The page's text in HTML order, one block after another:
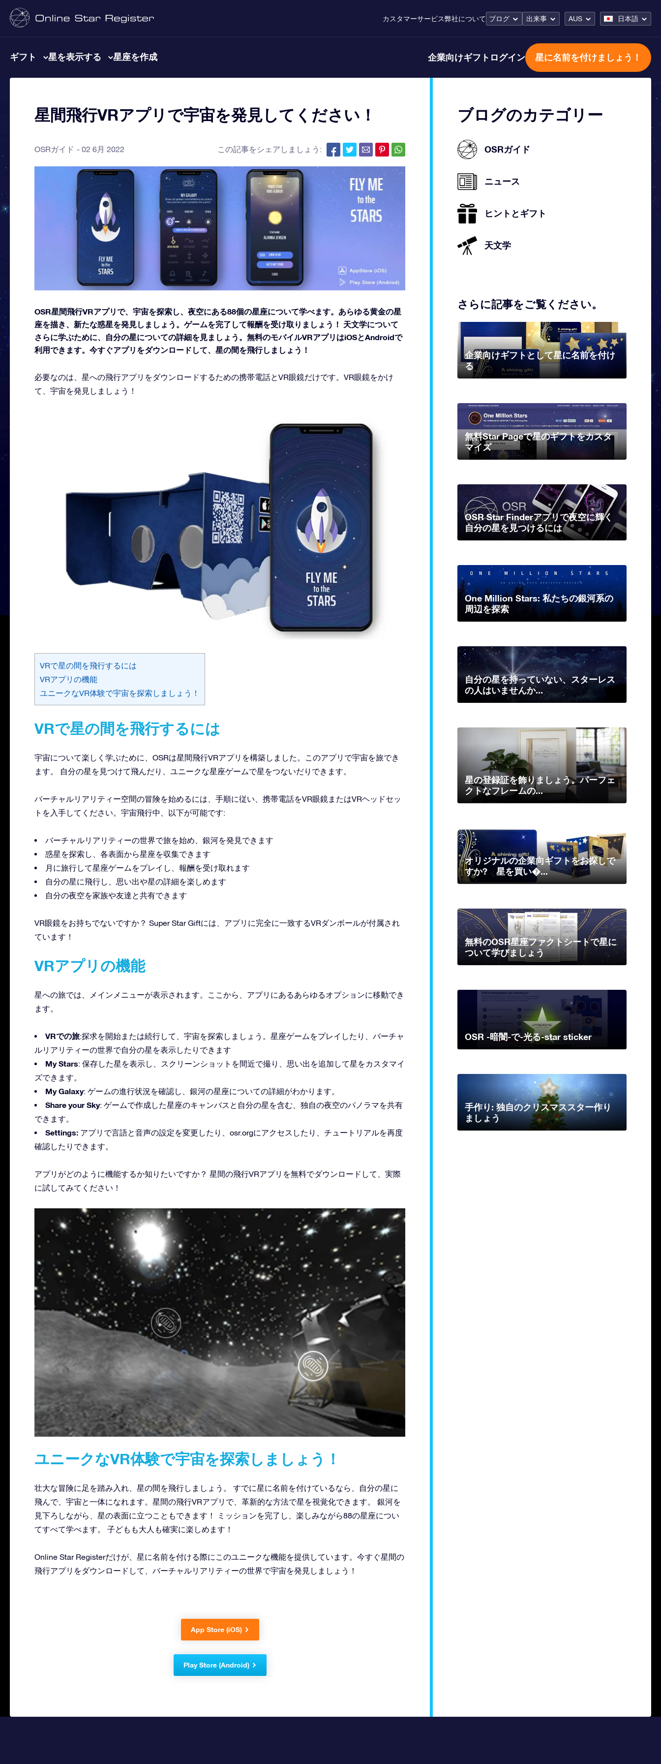
カスタマーサービス弊社について ブログ 出来事 AUS 日本語
ギフト 星を表示する 星座を作成 企業向けギフト ログイン 星に名前を付けましょう！
星間飛行VRアプリで宇宙を発見してください！
OSRガイド 02 6月 2022 この記事をシェアしましょう:
OSR星間飛行VRアプリで、宇宙を探索し、夜空にある88個の星座について学べます。あらゆる黄金の星
座を描き、新たな惑星を発見しましょう。ゲームを完了して報酬を受け取りましょう！ 天文学について
さらに学ぶために、自分の星についての詳細を見ましょう。無料のモバイルVRアプリはiOSとAndroidで
利用できます。今すぐアプリをダウンロードして、星の間を飛行しましょう！
必要なのは、星への飛行アプリをダウンロードするための携帯電話とVR眼鏡だけです。VR眼鏡をかけ
て、宇宙を発見しましょう！
VRで星の間を飛行するには
VRアプリの機能
ユニークなVR体験で宇宙を探索しましょう！
VRで星の間を飛行するには
宇宙について楽しく学ぶために、OSRは星間飛行VRアプリを構築しました。このアプリで宇宙を旅でき
ます。 自分の星を見つけて飛んだり、ユニークな星座ゲームで星をつないだりできます。
バーチャルリアリティー空間の冒険を始めるには、手順に従い、携帯電話をVR眼鏡またはVRヘッドセッ
トを入手してください。宇宙飛行中、以下が可能です:
バーチャルリアリティーの世界で旅を始め、銀河を発見できます
惑星を探索し、各表面から星座を収集できます
月に旅行して星座ゲームをプレイし、報酬を受け取れます
自分の星に飛行し、思い出や星の詳細を楽しめます
自分の夜空を家族や友達と共有できます
VR眼鏡をお持ちでないですか？ Super Star Giftには、アプリに完全に一致するVRダンボールが付属され
ています！
VRアプリの機能
星への旅では、メインメニューが表示されます。ここから、アプリにあるあらゆるオプションに移動でき
ます。
VRでの旅:探求を開始または続行して、宇宙を探索しましょう。星座ゲームをプレイしたり、バーチャ
ルリアリティーの世界で自分の星を表示したりできます
My Stars: 保存した星を表示し、スクリーンショットを間近で撮り、思い出を追加して星をカスタマイ
ズできます。
My Galaxy: ゲームの進行状況を確認し、銀河の星座についての詳細がわかります。
Share your Sky: ゲームで作成した星座のキャンバスと自分の星を含む、独自の夜空のパノラマを共有
できます。
Settings: アプリで言語と音声の設定を変更したり、osr.orgにアクセスしたり、チュートリアルを再度
確認したりできます。
アプリがどのように機能するか知りたいですか？ 星間の飛行VRアプリを無料でダウンロードして、実際
に試してみてください！
ユニークなVR体験で宇宙を探索しましょう！
壮大な冒険に足を踏み入れ、星の間を飛行しましょう。 すでに星に名前を付けているなら、自分の星に
飛んで、宇宙と一体になれます。星間の飛行VRアプリで、革新的な方法で星を視覚化できます。 銀河を
見下ろしながら、星の表面に立つこともできます！ ミッションを完了し、楽しみながら88の星座につい
てすべて学べます。 子どもも大人も確実に楽しめます！
Online Star Registerだけが、星に名前を付ける際にこのユニークな機能を提供しています。今すぐ星間の
飛行アプリをダウンロードして、バーチャルリアリティーの世界で宇宙を発見しましょう！
App Store (iOS)
Play Store (Android)
ブログのカテゴリー
OSRガイド
ニュース
ヒントとギフト
天文学
さらに記事をご覧ください。
企業向けギフトとして星に名前を付け
る
無料Star Pageで星のギフトをカスタ
マイズ
OSR Star Finderアプリで夜空に輝く
自分の星を見つけるには
One Million Stars: 私たちの銀河系の
周辺を探索
自分の星を持っていない、スターレス
の人はいませんか...
星の登録証を飾りましょう。パーフェ
クトなフレームの...
オリジナルの企業向ギフトをお探しで
すか? 星を買い�...
無料のOSR星座ファクトシートで星に
ついて学びましょう
OSR -暗闇-で-光る-star sticker
手作り: 独自のクリスマススター作り
ましょう